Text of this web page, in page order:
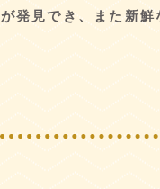
が発見でき、また新